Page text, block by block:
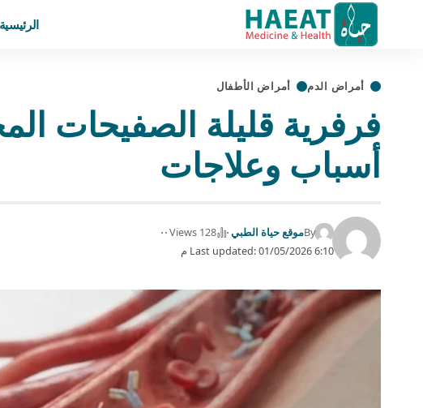
الرئيسية
أمراض الدم أمراض الأطفال
أسباب وعلاجات
Last updated: 01/05/2026 6:10 م
Byموقع حياة الطبي 128 Views